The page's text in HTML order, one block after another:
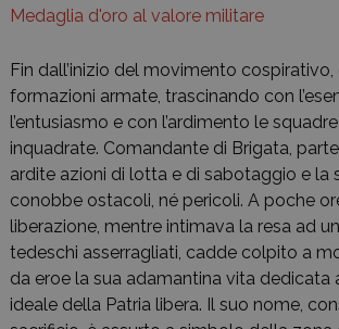
Medaglia d'oro al valore militare
Fin dall’inizio del movimento
formazioni armate, trascinando con
l’entusiasmo e con l’ardimento le
inquadrate. Comandante di Brigata,
ardite azioni di lotta e di sabotaggio e la
conobbe ostacoli, né pericoli. A poche
liberazione, mentre intimava la resa ad
tedeschi asserragliati, cadde colpito a
da eroe la sua adamantina vita dedicata
ideale della Patria libera. Il suo nome,